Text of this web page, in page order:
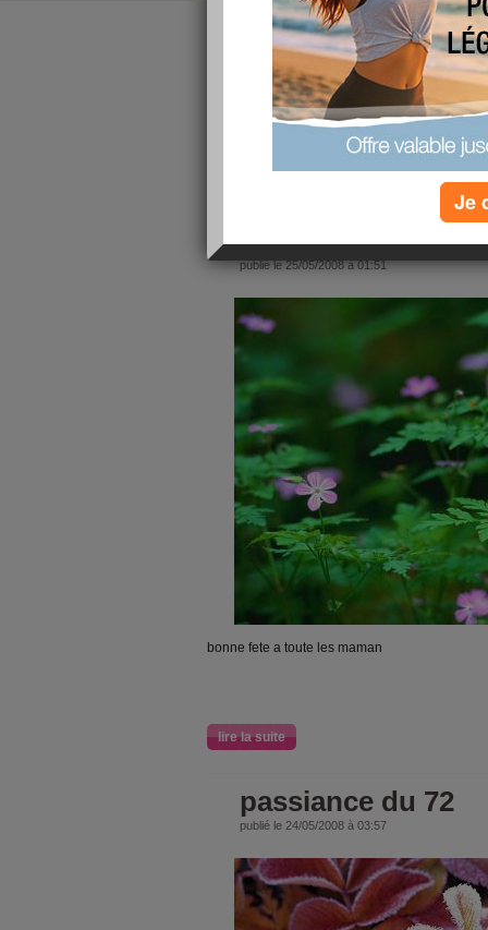
lire la suite
coucou ses
publié le 26/10/2008 à 02:39
j'ai reprie mes kilo aide moi je suis decourage
passiance72
publié le 25/05/2008 à 01:51
bonne fete a toute les maman
lire la suite
passiance du 72
publié le 24/05/2008 à 03:57
Je